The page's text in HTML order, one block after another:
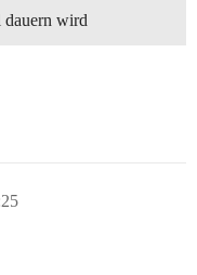
dauern wird